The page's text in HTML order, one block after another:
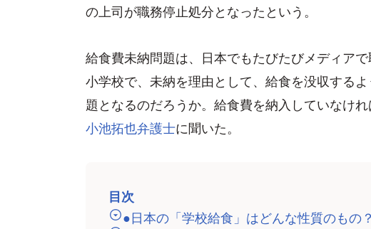
の上司が職務停止処分となったという。
給食費未納問題は、日本でもたびたびメディア
小学校で、未納を理由として、給食を没収する
題となるのだろうか。給食費を納入していなけ
小池拓也弁護士に聞いた。
目次
●日本の「学校給食」はどんな性質のもの？